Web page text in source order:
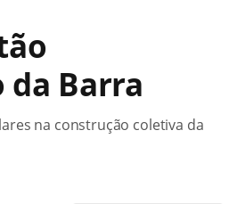
da Barra
na construção coletiva da